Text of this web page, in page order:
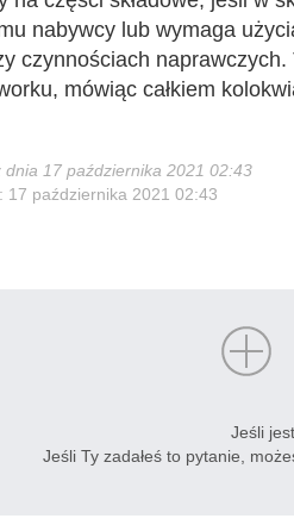
nabywcy lub wymaga
czynnościach
mówiąc całkiem
dnia 17 października 2021 02:43
17 października 2021 02:43
Jeśli
Jeśli Ty zadałeś to pytanie,